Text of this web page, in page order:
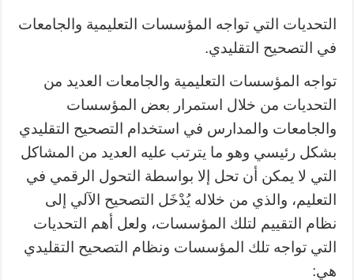
التحديات التي تواجه المؤسسات التعليمية والجامعات
في التصحيح التقليدي.
تواجه المؤسسات التعليمية والجامعات العديد من
التحديات من خلال استمرار بعض المؤسسات
والجامعات والمدارس في استخدام التصحيح التقليدي
بشكل رئيسي وهو ما يترتب عليه العديد من المشاكل
التي لا يمكن أن تحل إلا بواسطة التحول الرقمي في
التعليم، والذي من خلاله يُدْخَل التصحيح الآلي إلى
نظام التقييم لتلك المؤسسات، ولعل أهم التحديات
التي تواجه تلك المؤسسات ونظام التصحيح التقليدي
هي: